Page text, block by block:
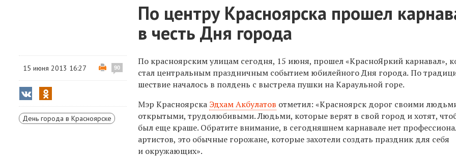
По центру Красноярска прошел
в честь Дня города
15 июня 2013 16:27 90
День города в Красноярске
По красноярским улицам сегодня, 15 июня, прошел «КрасноЯркий карнавал»,
стал центральным праздничным событием юбилейного Дня города. По
шествие началось в полдень с выстрела пушки на Караульной горе.
Мэр Красноярска Эдхам Акбулатов отметил: «Красноярск дорог своими
открытыми, трудолюбивыми. Людьми, которые верят в свой город и хотят,
был еще краше. Обратите внимание, в сегодняшнем карнавале нет
артистов, это обычные горожане, которые захотели создать праздник для себя
и окружающих».